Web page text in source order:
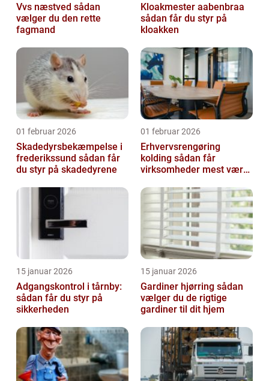
Vvs næstved sådan
vælger du den rette
fagmand
Kloakmester aabenbraa
sådan får du styr på
kloakken
01 februar 2026
Skadedyrsbekæmpelse i
frederikssund sådan får
du styr på skadedyrene
01 februar 2026
Erhvervsrengøring
kolding sådan får
virksomheder mest værdi
15 januar 2026
Adgangskontrol i tårnby:
sådan får du styr på
sikkerheden
15 januar 2026
Gardiner hjørring sådan
vælger du de rigtige
gardiner til dit hjem